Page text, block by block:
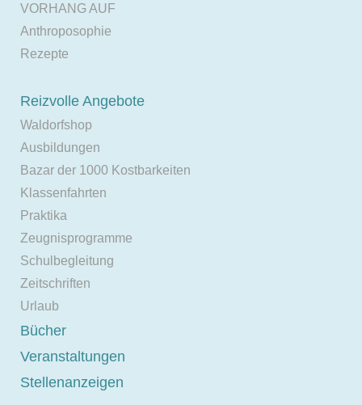
VORHANG AUF
Anthroposophie
Rezepte
Reizvolle Angebote
Waldorfshop
Ausbildungen
Bazar der 1000 Kostbarkeiten
Klassenfahrten
Praktika
Zeugnisprogramme
Schulbegleitung
Zeitschriften
Urlaub
Bücher
Veranstaltungen
Stellenanzeigen